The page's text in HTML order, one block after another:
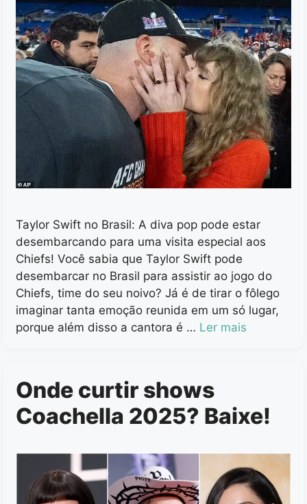
Taylor Swift no Brasil: A diva pop pode estar
desembarcando para uma visita especial aos
Chiefs! Você sabia que Taylor Swift pode
desembarcar no Brasil para assistir ao jogo do
Chiefs, time do seu noivo? Já é de tirar o fôlego
imaginar tanta emoção reunida em um só lugar,
porque além disso a cantora é … Ler mais
Onde curtir shows
Coachella 2025? Baixe!